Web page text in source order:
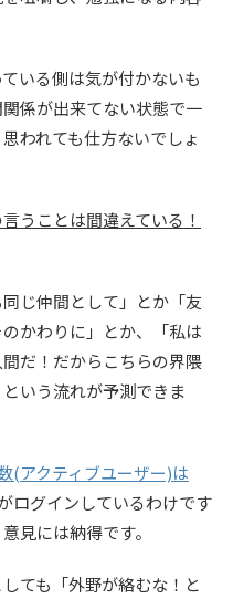
いる側は気が付かないも
係が出来てない状態で一
われても仕方ないでしょ
言うことは間違えている！
じ仲間として」とか「友
かわりに」とか、「私は
だ！だからこちらの界隈
いう流れが予測できま
(アクティブユーザー)は
ログインしているわけです
見には納得です。
ても「外野が絡むな！と